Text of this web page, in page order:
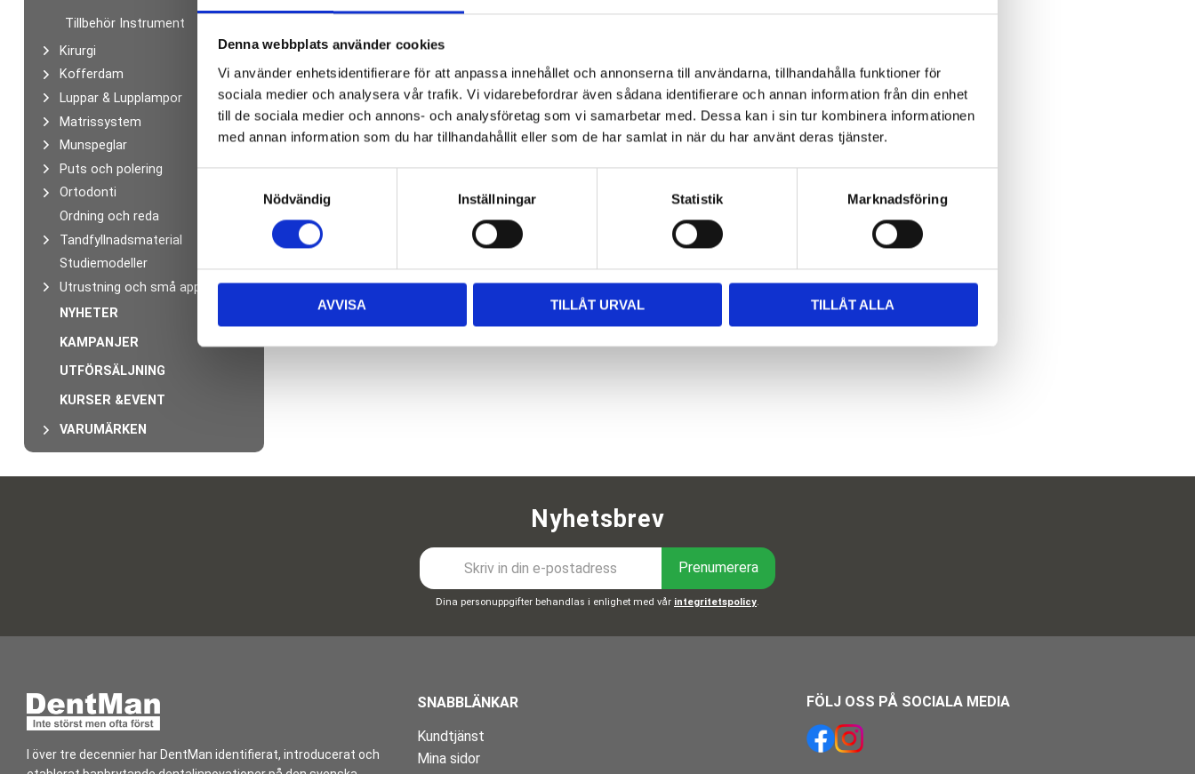
Denna webbplats använder cookies
Vi använder enhetsidentifierare för att anpassa innehållet och annonserna till användarna, tillhandahålla funktioner för
sociala medier och analysera vår trafik. Vi vidarebefordrar även sådana identifierare och annan information från din enhet
till de sociala medier och annons- och analysföretag som vi samarbetar med. Dessa kan i sin tur kombinera informationen
med annan information som du har tillhandahållit eller som de har samlat in när du har använt deras tjänster.
c
s
Nödvändig Inställningar Statistik Marknadsföring
AVVISA TILLÅT URVAL TILLÅT ALLA
Tillbehör Instrument
Kirurgi
Kofferdam
Luppar & Lupplampor
Matrissystem
Munspeglar
Puts och polering
Ortodonti
Ordning och reda
Tandfyllnadsmaterial
Studiemodeller
Utrustning och små apparater
NYHETER
KAMPANJER
UTFÖRSÄLJNING
KURSER &EVENT
VARUMÄRKEN
Nyhetsbrev
Prenumerera
Dina personuppgifter behandlas i enlighet med vår integritetspolicy.
I över tre decennier har DentMan identifierat, introducerat och
SNABBLÄNKAR
Kundtjänst
Mina sidor
FÖLJ OSS PÅ SOCIALA MEDIA